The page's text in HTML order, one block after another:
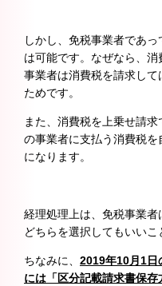
しかし、免税事業者であ
は可能です。なぜなら、
事業者は消費税を請求し
ためです。
また、消費税を上乗せ請
の事業者に支払う消費税
になります。
経理処理上は、免税事業者
どちらを選択してもいいこ
ちなみに、 2019年10月1日
には「区分記載請求書保